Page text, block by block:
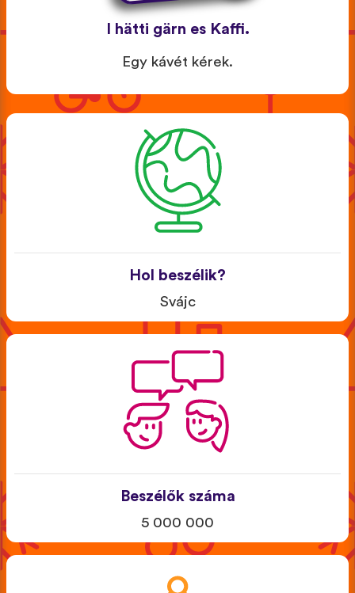
I hätti gärn es Kaffi.
Egy kávét kérek.
Hol beszélik?
Svájc
Beszélők száma
5 000 000